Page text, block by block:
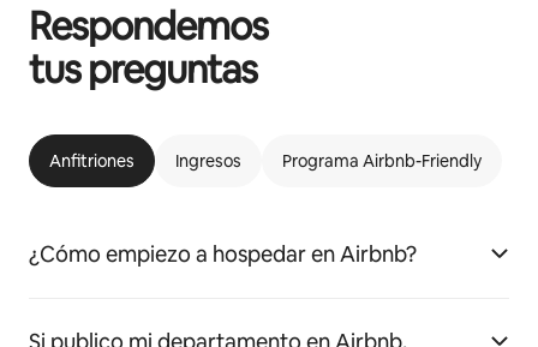
Respondemos
tus preguntas
Anfitriones Ingresos Programa Airbnb-Friendly
¿Cómo empiezo a hospedar en Airbnb?